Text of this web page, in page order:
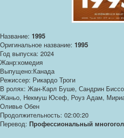
Название: 1995
Оригинальное название: 1995
Год выпуска: 2024
Жанр:комедия
Выпущено:Канада
Режиссер: Рикардо Троги
В ролях: Жан-Карл Буше, Сандрин
Жаньо, Некмуш Юсеф, Роуз Адам,
Оливье Обен
Продолжительность: 02:00:20
Перевод: Профессиональный